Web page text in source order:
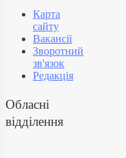
Карта
сайту
Вакансії
Зворотний
зв'язок
Редакція
Обласні
відділення